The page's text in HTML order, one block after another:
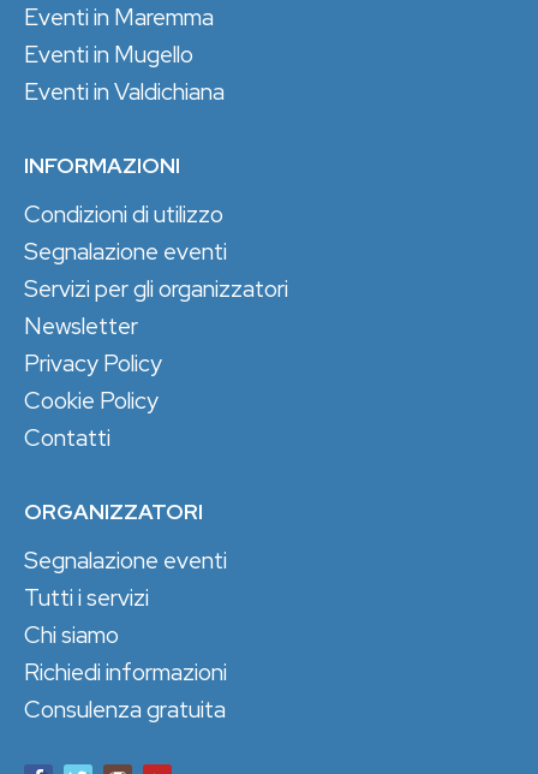
Eventi in Maremma
Eventi in Mugello
Eventi in Valdichiana
INFORMAZIONI
Condizioni di utilizzo
Segnalazione eventi
Servizi per gli organizzatori
Newsletter
Privacy Policy
Cookie Policy
Contatti
ORGANIZZATORI
Segnalazione eventi
Tutti i servizi
Chi siamo
Richiedi informazioni
Consulenza gratuita